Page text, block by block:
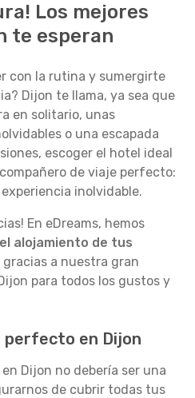
Los mejores
te esperan
con la rutina y sumergirte
Dijon te llama, ya sea que
en solitario, unas
o una escapada
escoger el hotel ideal
de viaje perfecto:
inolvidable.
En eDreams, hemos
alojamiento de tus
gracias a nuestra gran
para todos los gustos y
en Dijon
Dijon no debería ser una
de cubrir todas tus